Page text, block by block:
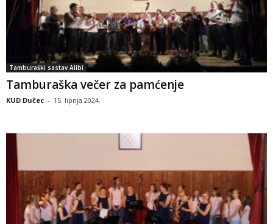
Tamburaški sastav Alibi
Tamburaška večer za pamćenje
KUD Dučec - 15. lipnja 2024.